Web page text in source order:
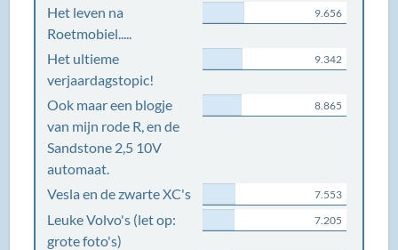
Het leven na
Roetmobiel.....
9.656
Het ultieme
verjaardagstopic!
9.342
Ook maar een blogje
van mijn rode R, en de
Sandstone 2,5 10V
automaat.
8.865
Vesla en de zwarte XC's 7.553
Leuke Volvo's (let op:
grote foto's)
7.205